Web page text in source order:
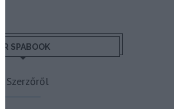
MR SPABOOK
A Szerzőről